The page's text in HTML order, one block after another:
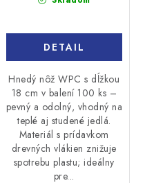
DETAIL
Hnedý nôž WPC s dĺžkou
18 cm v balení 100 ks –
pevný a odolný, vhodný na
teplé aj studené jedlá.
Materiál s prídavkom
drevných vlákien znižuje
spotrebu plastu; ideálny
pre...